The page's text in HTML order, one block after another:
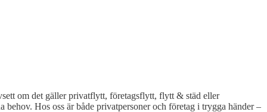
om det gäller privatflytt, företagsflytt, flytt & städ eller
Hos oss är både privatpersoner och företag i trygga händer –